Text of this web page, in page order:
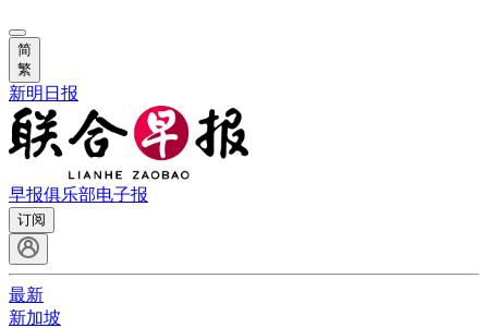
简
繁
新明日报
早报俱乐部电子报
订阅
最新
新加坡